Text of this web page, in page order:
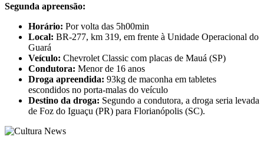
Segunda apreensão:
Horário: Por volta das 5h00min
Local: BR-277, km 319, em frente à Unidade Operacional do
Guará
Veículo: Chevrolet Classic com placas de Mauá (SP)
Condutora: Menor de 16 anos
Droga apreendida: 93kg de maconha em tabletes
escondidos no porta-malas do veículo
Destino da droga: Segundo a condutora, a droga seria levada
de Foz do Iguaçu (PR) para Florianópolis (SC).